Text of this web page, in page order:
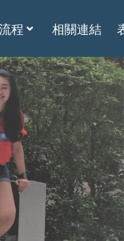
程 相關連結